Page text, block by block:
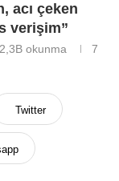
acı çeken
verişim”
2,3B okunma
7
Twitter